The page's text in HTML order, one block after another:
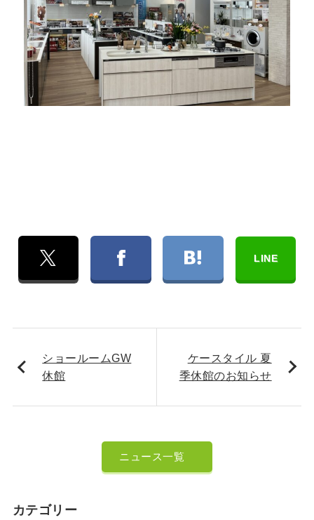
LINE
ショールームGW
休館
ケースタイル 夏
季休館のお知らせ
ニュース一覧
カテゴリー